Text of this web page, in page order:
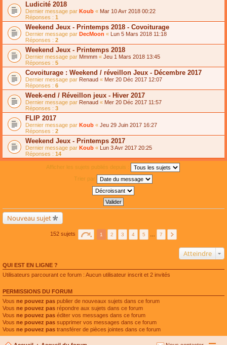
Ludicité 2018
Dernier message par Koub « Mar 10 Avr 2018 00:22
Réponses : 1
Weekend Jeux - Printemps 2018 - Covoiturage
Dernier message par DecMoon « Lun 5 Mars 2018 11:18
Réponses : 2
Weekend Jeux - Printemps 2018
Dernier message par Mmmm « Jeu 1 Mars 2018 13:45
Réponses : 5
Covoiturage : Weekend / réveillon Jeux - Décembre 2017
Dernier message par Renaud « Mer 20 Déc 2017 12:07
Réponses : 6
Week-end / Réveillon jeux - Hiver 2017
Dernier message par Renaud « Mer 20 Déc 2017 11:57
Réponses : 3
FLIP 2017
Dernier message par Koub « Jeu 29 Juin 2017 16:27
Réponses : 2
Weekend Jeux - Printemps 2017
Dernier message par Koub « Lun 3 Avr 2017 20:25
Réponses : 14
Afficher les sujets publiés depuis :
Trier par
Nouveau sujet
152 sujets 1 2 3 4 5 7
Atteindre
QUI EST EN LIGNE ?
Utilisateurs parcourant ce forum : Aucun utilisateur inscrit et 2 invités
PERMISSIONS DU FORUM
Vous ne pouvez pas publier de nouveaux sujets dans ce forum
Vous ne pouvez pas répondre aux sujets dans ce forum
Vous ne pouvez pas éditer vos messages dans ce forum
Vous ne pouvez pas supprimer vos messages dans ce forum
Vous ne pouvez pas transférer de pièces jointes dans ce forum